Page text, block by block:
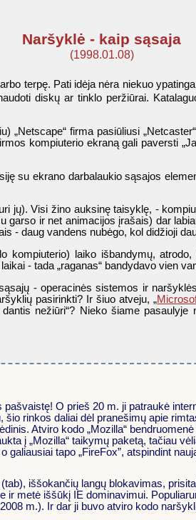
Naršyklė - kaip sąsaja
(1998.01.08)
terpę. Pati idėja nėra niekuo
diskų ar tinklo peržiūrai.
firma pasiūliusi
kompiuterio ekraną gali paversti
su ekrano darbalaukio sąsajos
jų). Visi žino auksinę taisyklę, -
garso ir net animacijos įrašais) dar
- daug vandens nubėgo, kol didžioji
kompiuterio) laiko išbandymų,
- tada „raganas“ bandydavo vien
- operacinės sistemos ir
pasirinkti? Ir šiuo atveju, „
nežiūri“? Nieko šiame
O prieš 20 m. ji patraukė
šio rinkos daliai dėl pranešimų apie
Atviro kodo „Mozilla“
į „Mozilla“ taikymų paketą, tačiau
galiausiai tapo „FireFox”, atspindint
iššokančių langų blokavimas,
metė iššūkį IE dominavimui.
m.). Ir dar ji buvo atviro kodo